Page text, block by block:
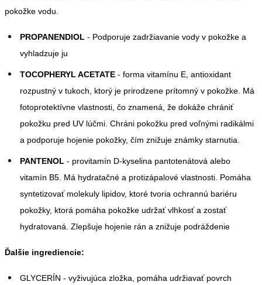
pokožke vodu.
PROPANENDIOL - Podporuje zadržiavanie vody v pokožke a
vyhladzuje ju
TOCOPHERYL ACETATE - forma vitamínu E, antioxidant
rozpustný v tukoch, ktorý je prirodzene prítomný v pokožke. Má
fotoprotektívne vlastnosti, čo znamená, že dokáže chrániť
pokožku pred UV lúčmi. Chráni pokožku pred voľnými radikálmi
a podporuje hojenie pokožky, čím znižuje známky starnutia.
PANTENOL - provitamín D-kyselina pantotenátová alebo
vitamín B5. Má hydratačné a protizápalové vlastnosti. Pomáha
syntetizovať molekuly lipidov, ktoré tvoria ochrannú bariéru
pokožky, ktorá pomáha pokožke udržať vlhkosť a zostať
hydratovaná. Zlepšuje hojenie rán a znižuje podráždenie
Ďalšie ingrediencie:
GLYCERÍN - vyživujúca zložka, pomáha udržiavať povrch